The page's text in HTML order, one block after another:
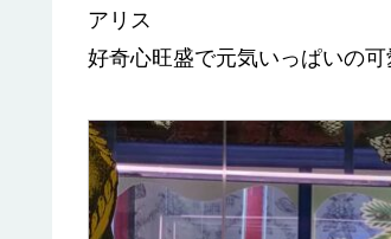
アリス
好奇心旺盛で元気いっぱいの